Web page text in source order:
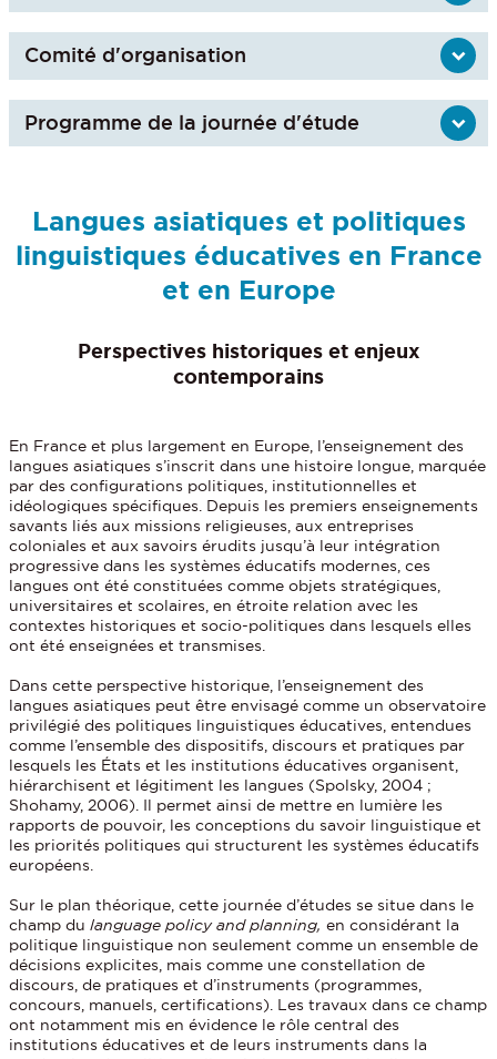
Comité d'organisation
Programme de la journée d'étude
Langues asiatiques et politiques
linguistiques éducatives en France
et en Europe
Perspectives historiques et enjeux
contemporains
En France et plus largement en Europe, l’enseignement des
langues asiatiques s’inscrit dans une histoire longue, marquée
par des configurations politiques, institutionnelles et
idéologiques spécifiques. Depuis les premiers enseignements
savants liés aux missions religieuses, aux entreprises
coloniales et aux savoirs érudits jusqu’à leur intégration
progressive dans les systèmes éducatifs modernes, ces
langues ont été constituées comme objets stratégiques,
universitaires et scolaires, en étroite relation avec les
contextes historiques et socio-politiques dans lesquels elles
ont été enseignées et transmises.
Dans cette perspective historique, l’enseignement des
langues asiatiques peut être envisagé comme un observatoire
privilégié des politiques linguistiques éducatives, entendues
comme l’ensemble des dispositifs, discours et pratiques par
lesquels les États et les institutions éducatives organisent,
hiérarchisent et légitiment les langues (Spolsky, 2004 ;
Shohamy, 2006). Il permet ainsi de mettre en lumière les
rapports de pouvoir, les conceptions du savoir linguistique et
les priorités politiques qui structurent les systèmes éducatifs
européens.
Sur le plan théorique, cette journée d’études se situe dans le
champ dulanguage policy and planning, en considérant la
politique linguistique non seulement comme un ensemble de
décisions explicites, mais comme une constellation de
discours, de pratiques et d’instruments (programmes,
concours, manuels, certifications). Les travaux dans ce champ
ont notamment mis en évidence le rôle central des
institutions éducatives et de leurs instruments dans la